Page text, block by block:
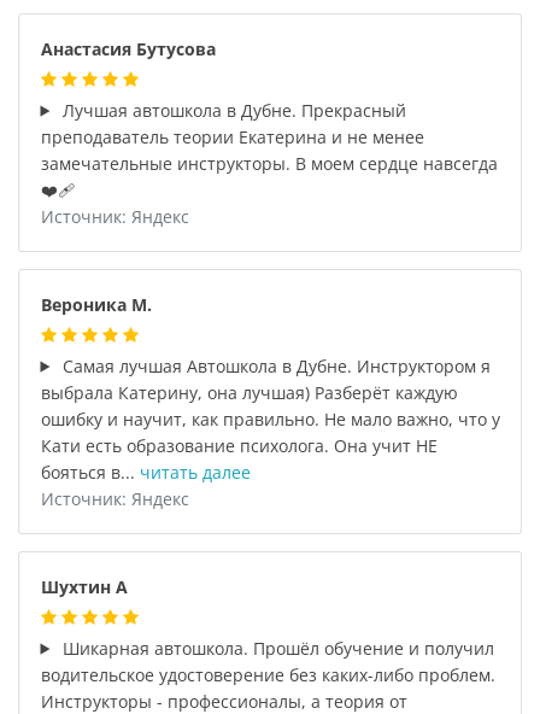
Анастасия Бутусова
Лучшая автошкола в Дубне. Прекрасный
преподаватель теории Екатерина и не менее
замечательные инструкторы. В моем сердце навсегда
❤️‍🩹
Источник: Яндекс
Вероника М.
Самая лучшая Автошкола в Дубне. Инструктором я
выбрала Катерину, она лучшая) Разберёт каждую
ошибку и научит, как правильно. Не мало важно, что у
Кати есть образование психолога. Она учит НЕ
бояться в... читать далее
Источник: Яндекс
Шухтин А
Шикарная автошкола. Прошёл обучение и получил
водительское удостоверение без каких-либо проблем.
Инструкторы - профессионалы, а теория от